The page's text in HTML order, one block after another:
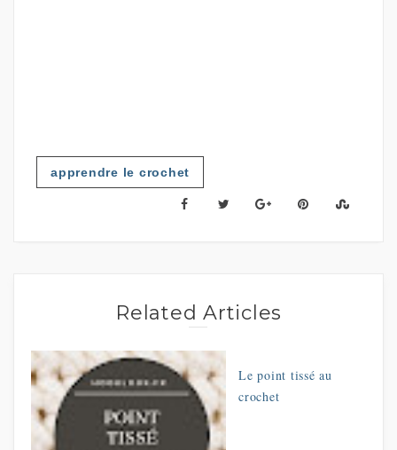
apprendre le crochet
Related Articles
Le point tissé au
crochet